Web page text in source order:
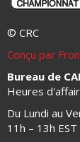
© CRC
Conçu par
Bureau de
Heures
Du Lundi au
11h – 13h EST